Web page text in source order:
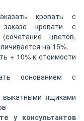
кровать с
кровати с
цветов,
на 15%.
+ 10% к стоимости
основанием с
ящиками
у консультантов